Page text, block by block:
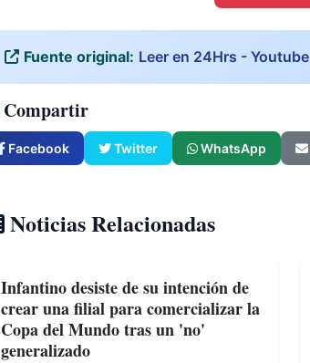
Fuente original: Leer en 24Hrs - Youtube
Compartir
Facebook Twitter WhatsApp
Noticias Relacionadas
Infantino desiste de su intención de
crear una filial para comercializar la
Copa del Mundo tras un 'no'
generalizado